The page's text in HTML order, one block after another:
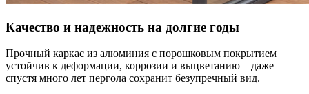
Качество и надежность на долгие годы
Прочный каркас из алюминия с порошковым покрытием
устойчив к деформации, коррозии и выцветанию – даже
спустя много лет пергола сохранит безупречный вид.